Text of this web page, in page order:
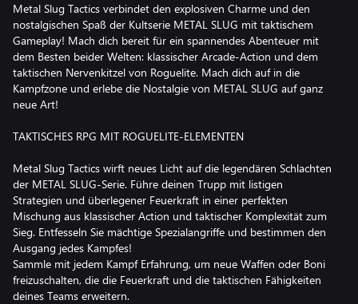
Metal Slug Tactics verbindet den explosiven Charme und den
nostalgischen Spaß der Kultserie METAL SLUG mit taktischem
Gameplay! Mach dich bereit für ein spannendes Abenteuer mit
dem Besten beider Welten: klassischer Arcade-Action und dem
taktischen Nervenkitzel von Roguelite. Mach dich auf in die
Kampfzone und erlebe die Nostalgie von METAL SLUG auf ganz
neue Art!
TAKTISCHES RPG MIT ROGUELITE-ELEMENTEN
Metal Slug Tactics wirft neues Licht auf die legendären Schlachten
der METAL SLUG-Serie. Führe deinen Trupp mit listigen
Strategien und überlegener Feuerkraft in einer perfekten
Mischung aus klassischer Action und taktischer Komplexität zum
Sieg. Entfesseln Sie mächtige Spezialangriffe und bestimmen den
Ausgang jedes Kampfes!
Sammle mit jedem Kampf Erfahrung, um neue Waffen oder Boni
freizuschalten, die die Feuerkraft und die taktischen Fähigkeiten
deines Teams erweitern.